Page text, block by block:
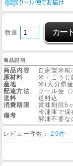
Site
数量
商品説明
商品内容
自家製米
原材料
米・こうじ
産地
米(大分県
配達方法
クール便（
送料
送料込
消費期限
賞味期限5
備考
冷凍庫で保
解凍不要な
レビュー件数： 29件